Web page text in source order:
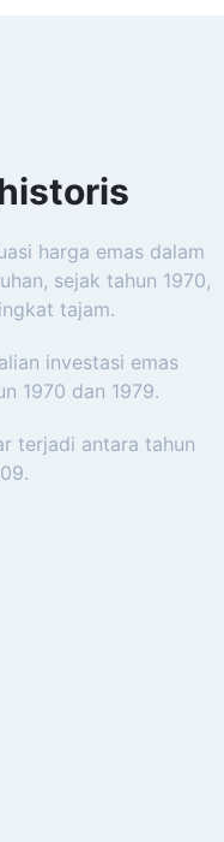
harga emas dalam
sejak tahun 1970,
tajam.
investasi emas
1970 dan 1979.
terjadi antara tahun